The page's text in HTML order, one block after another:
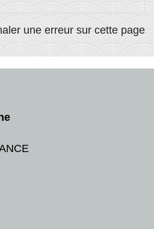
une erreur sur cette page